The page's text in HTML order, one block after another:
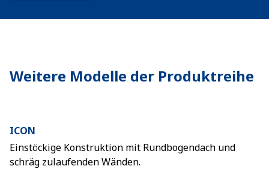
Weitere Modelle der Produktreihe
ICON
Einstöckige Konstruktion mit Rundbogendach und
schräg zulaufenden Wänden.